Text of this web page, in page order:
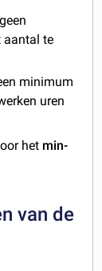
aantal te
minimum
uren
het min-
van de